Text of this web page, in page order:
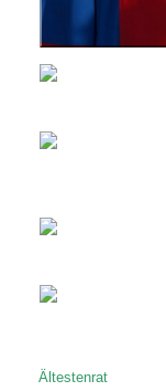
Ältestenrat